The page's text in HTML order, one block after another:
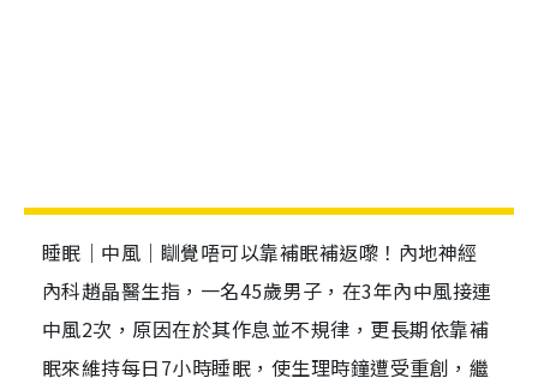
睡眠｜中風｜瞓覺唔可以靠補眠補返嚟！內地神經
內科趙晶醫生指，一名45歲男子，在3年內中風接連
中風2次，原因在於其作息並不規律，更長期依靠補
眠來維持每日7小時睡眠，使生理時鐘遭受重創，繼